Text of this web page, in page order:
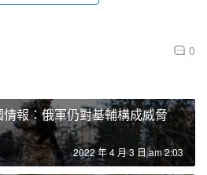
0
報：俄軍仍對基輔構成威脅
2022 年 4 月 3 日 am 2:03